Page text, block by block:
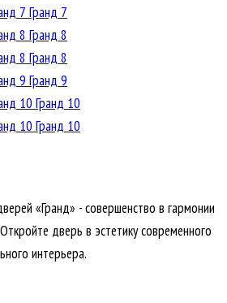
Гранд 7
Гранд 8
Гранд 8
Гранд 9
Гранд 10
Гранд 10
«Гранд» - совершенство в гармонии
дверь в эстетику современного
интерьера.